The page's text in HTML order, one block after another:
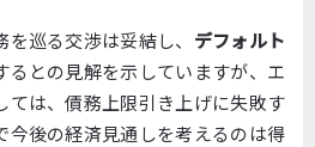
巡る交渉は妥結し、 デフォルト
るとの見解を示していますが、エ
ては、債務上限引き上げに失敗す
今後の経済見通しを考えるのは得